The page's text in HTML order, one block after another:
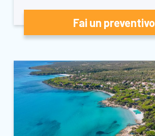
Fai un preventivo